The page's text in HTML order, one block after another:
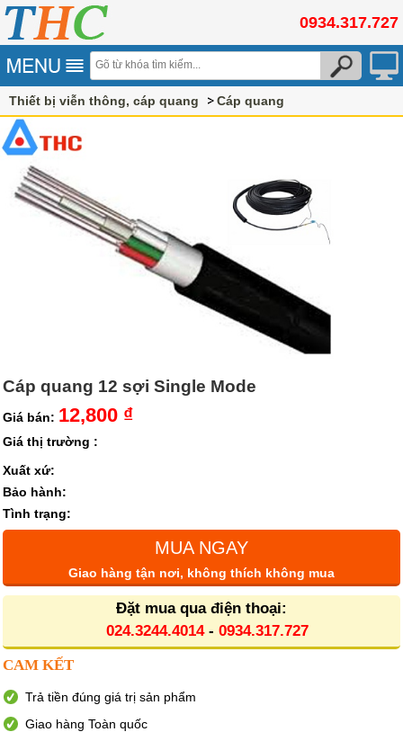
0934.317.727
Thiết bị viễn thông, cáp quang Cáp quang
Cáp quang 12 sợi Single Mode
Giá bán: 12,800 ₫
Giá thị trường :
Xuất xứ:
Bảo hành:
Tình trạng:
MUA NGAY
Giao hàng tận nơi, không thích không mua
Đặt mua qua điện thoại:
024.3244.4014- 0934.317.727
CAM KẾT
Trả tiền đúng giá trị sản phẩm
Giao hàng Toàn quốc